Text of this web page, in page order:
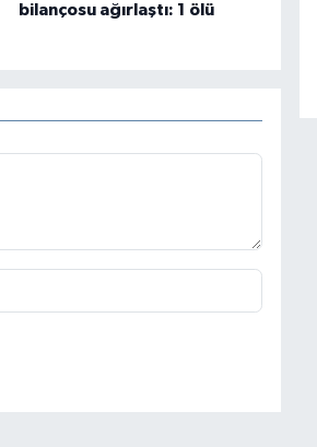
bilançosu ağırlaştı: 1 ölü